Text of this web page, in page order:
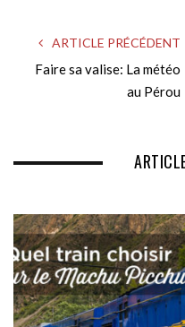
i
t
e
ARTICLE PRÉCÉDENT
Faire sa valise: La météo
au Pérou